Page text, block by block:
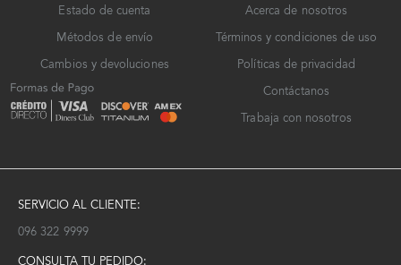
Estado de cuenta
Métodos de envío
Cambios y devoluciones
Acerca de nosotros
Términos y condiciones de uso
Políticas de privacidad
Contáctanos
Trabaja con nosotros
SERVICIO AL CLIENTE:
096 322 9999
CONSULTA TU PEDIDO: